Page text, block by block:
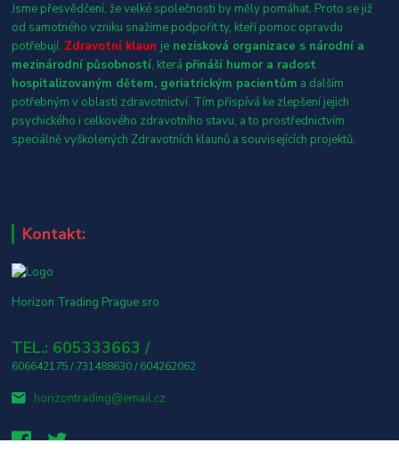
Jsme přesvědčení, že velké společnosti by měly pomáhat. Proto se již
od samotného vzniku snažíme podpořit ty, kteří pomoc opravdu
potřebují. Zdravotní klaun je nezisková organizace s národní a
mezinárodní působností, která přináší humor a radost
hospitalizovaným dětem, geriatrickým pacientům a dalším
potřebným v oblasti zdravotnictví. Tím přispívá ke zlepšení jejich
psychického i celkového zdravotního stavu, a to prostřednictvím
speciálně vyškolených Zdravotních klaunů a souvisejících projektů.
Kontakt:
Horizon Trading Prague sro
TEL.: 605333663 /
606642175 / 731488630 / 604262062
horizontrading@email.cz